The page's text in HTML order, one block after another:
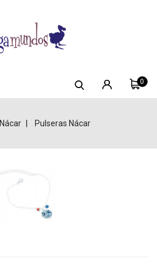
0
Nácar Pulseras Nácar